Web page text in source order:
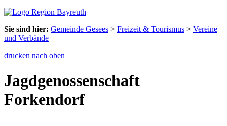
Sie sind hier: Gemeinde Gesees > Freizeit & Tourismus > Vereine
und Verbände
drucken nach oben
Jagdgenossenschaft
Forkendorf